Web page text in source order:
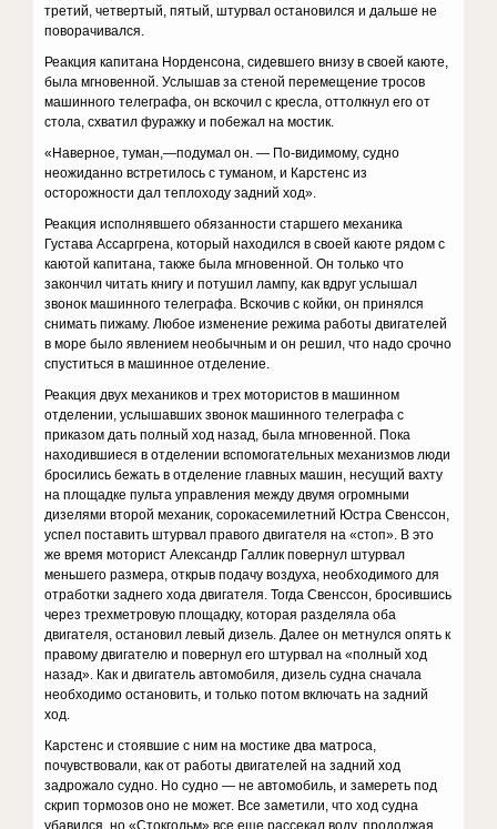
третий, четвертый, пятый, штурвал остановился и дальше не
поворачивался.
Реакция капитана Норденсона, сидевшего внизу в своей каюте,
была мгновенной. Услышав за стеной перемещение тросов
машинного телеграфа, он вскочил с кресла, оттолкнул его от
стола, схватил фуражку и побежал на мостик.
«Наверное, туман,—подумал он. — По-видимому, судно
неожиданно встретилось с туманом, и Карстенс из
осторожности дал теплоходу задний ход».
Реакция исполнявшего обязанности старшего механика
Густава Ассаргрена, который находился в своей каюте рядом с
каютой капитана, также была мгновенной. Он только что
закончил читать книгу и потушил лампу, как вдруг услышал
звонок машинного телеграфа. Вскочив с койки, он принялся
снимать пижаму. Любое изменение режима работы двигателей
в море было явлением необычным и он решил, что надо срочно
спуститься в машинное отделение.
Реакция двух механиков и трех мотористов в машинном
отделении, услышавших звонок машинного телеграфа с
приказом дать полный ход назад, была мгновенной. Пока
находившиеся в отделении вспомогательных механизмов люди
бросились бежать в отделение главных машин, несущий вахту
на площадке пульта управления между двумя огромными
дизелями второй механик, сорокасемилетний Юстра Свенссон,
успел поставить штурвал правого двигателя на «стоп». В это
же время моторист Александр Галлик повернул штурвал
меньшего размера, открыв подачу воздуха, необходимого для
отработки заднего хода двигателя. Тогда Свенссон, бросившись
через трехметровую площадку, которая разделяла оба
двигателя, остановил левый дизель. Далее он метнулся опять к
правому двигателю и повернул его штурвал на «полный ход
назад». Как и двигатель автомобиля, дизель судна сначала
необходимо остановить, и только потом включать на задний
ход.
Карстенс и стоявшие с ним на мостике два матроса,
почувствовали, как от работы двигателей на задний ход
задрожало судно. Но судно — не автомобиль, и замереть под
скрип тормозов оно не может. Все заметили, что ход судна
убавился, но «Стокгольм» все еще рассекал воду, продолжая